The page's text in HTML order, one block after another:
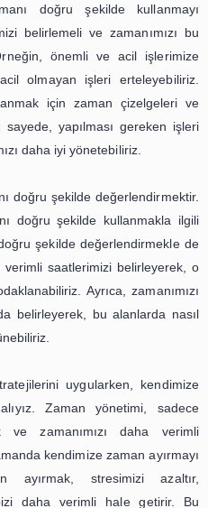
stratejileri, verimliliği
bir öneme sahiptir.
doğru bir
zaman ayırın. Bu
zamanınızı en
okuyuculara
nasıl katkıda
ve
hızlı tempolu